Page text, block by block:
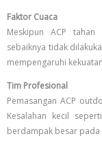
Faktor Cuaca
Meskipun ACP
sebaiknya tidak
mempengaruhi
Tim Profesional
Pemasangan ACP
Kesalahan kecil
berdampak besar pada